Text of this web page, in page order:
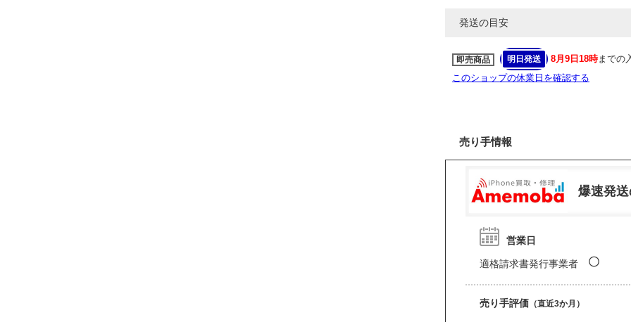
発送の目安
即売商品 明日発送 8月9日18時までの
このショップの休業日を確認する
売り手情報
爆速発
営業日
適格請求書発行事業者 〇
売り手評価 （直近3か月）